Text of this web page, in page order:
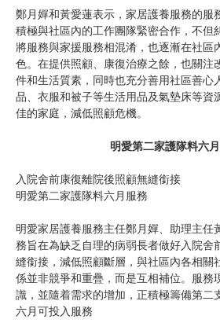
鄭月嬋和黃愛蓮表示，家居護養服務的服
積極與社區內的工作團隊緊密合作，不但
將服務與家援服務相混淆，也逐漸在社區
色。在提供照顧、康復治療之餘，也關注
件和生活質素，同時也充分善用社區善心
品、衣服和被子等生活用品及氣墊床等資
佳的家庭，減低照顧危機。
明愛第二家護隊料六
入院舍前康復離院後照顧無縫銜接
明愛第二家護隊料六月服務
明愛家居護養服務主任鄭月嬋、助理主任
務旨在為缺乏自理的病弱長者做好入院舍
縫銜接，減低照顧斷層，與社區內各相關
係並非競爭和重疊，而是互相補位。服務
識，並隨着需求的增加，正積極籌備第二
六月可投入服務